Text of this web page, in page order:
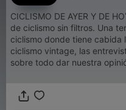
CICLISMO DE AYER Y DE
de ciclismo sin filtros. Una
ciclismo donde tiene cabida
ciclismo vintage, las
sobre todo dar nuestra
Jordi Martínez, David Gómez y
(@ciclismoayerhoy), para